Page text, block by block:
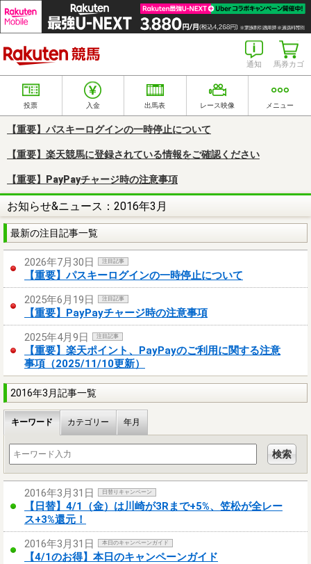
馬券カゴ
通知
投票 入金 出馬表 レース映像 メニュー
【重要】パスキーログインの一時停止について
【重要】楽天競馬に登録されている情報をご確認ください
【重要】PayPayチャージ時の注意事項
お知らせ&ニュース：2016年3月
最新の注目記事一覧
2026年7月30日 注目記事
【重要】パスキーログインの一時停止について
2025年6月19日
注目記事
【重要】PayPayチャージ時の注意事項
2025年4月9日
注目記事
【重要】楽天ポイント、PayPayのご利用に関する注意
事項（2025/11/10更新）
2016年3月記事一覧
キーワード カテゴリー 年月
2016年3月31日 日替りキャンペーン
【日替】4/1（金）は川崎が3Rまで+5%、笠松が全レー
ス+3%還元！
2016年3月31日
本日のキャンペーンガイド
【4/1のお得】本日のキャンペーンガイド